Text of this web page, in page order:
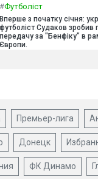
#Футболіст
Вперше з початку січня:
футболіст Судаков зробив
передачу за "Бенфіку" в
Європи.
Премьер-лига
Донецк
ФК Динамо